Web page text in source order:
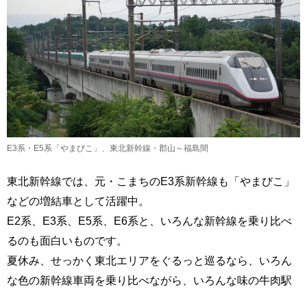
E3系・E5系「やまびこ」、東北新幹線・郡山～福島間
東北新幹線では、元・こまちのE3系新幹線も「やまびこ」
などの増結車として活躍中。
E2系、E3系、E5系、E6系と、いろんな新幹線を乗り比べ
るのも面白いものです。
夏休み、せっかく東北エリアをぐるっと巡るなら、いろん
な色の新幹線車両を乗り比べながら、いろんな味の牛肉駅